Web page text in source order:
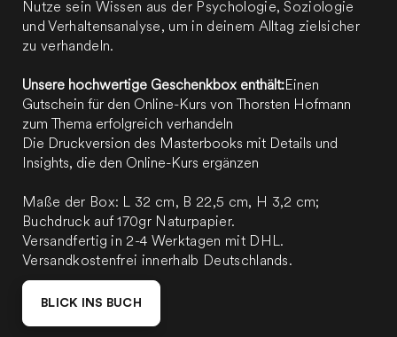
Nutze sein Wissen aus der Psychologie, Soziologie
und Verhaltensanalyse, um in deinem Alltag zielsicher
zu verhandeln.
Unsere hochwertige Geschenkbox enthält:Einen
Gutschein für den Online-Kurs von Thorsten Hofmann
zum Thema erfolgreich verhandeln
Die Druckversion des Masterbooks mit Details und
Insights, die den Online-Kurs ergänzen
Maße der Box: L 32 cm, B 22,5 cm, H 3,2 cm;
Buchdruck auf 170gr Naturpapier.
Versandfertig in 2-4 Werktagen mit DHL.
Versandkostenfrei innerhalb Deutschlands.
BLICK INS BUCH